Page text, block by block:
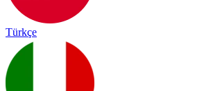
Türkçe